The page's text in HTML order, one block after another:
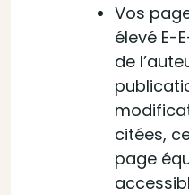
Vos
élevé E-
de
citées,
page